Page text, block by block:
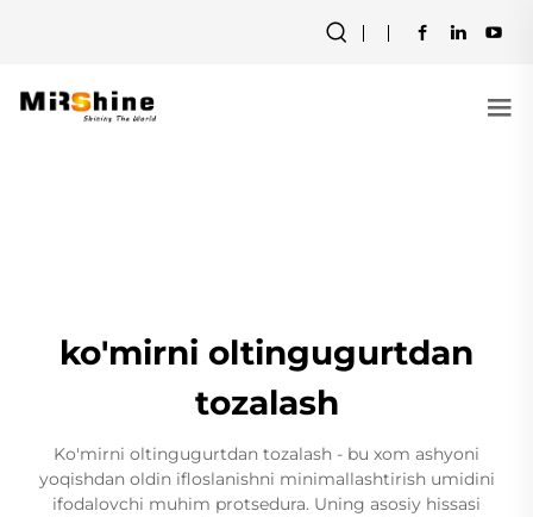
ko'mirni oltingugurtdan
tozalash
Ko'mirni oltingugurtdan tozalash - bu xom ashyoni
yoqishdan oldin ifloslanishni minimallashtirish umidini
ifodalovchi muhim protsedura. Uning asosiy hissasi